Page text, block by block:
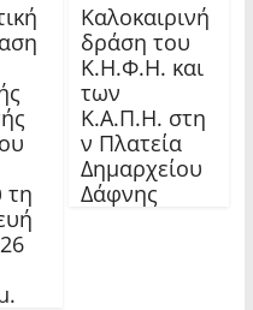
τη
Καλοκαιρινή
δράση του
Κ.Η.Φ.Η. και
των
Κ.Α.Π.Η. στη
ν Πλατεία
Δημαρχείου
Δάφνης